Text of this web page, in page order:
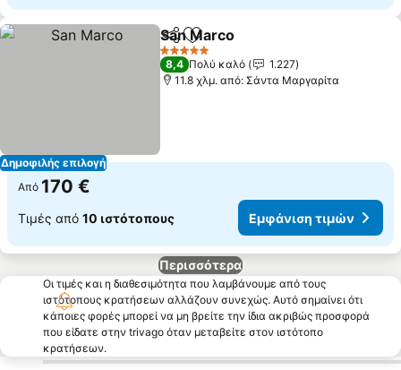
Δημοφιλής επιλογή
Κοινοποίηση
Προσθήκη στα αγαπημένα
San Marco
5 Αστέρια
8,4 Πολύ καλό
1.227
11.8 χλμ. από: Σάντα Μαργαρίτα
Από 170 €
Τιμές από 10 ιστότοπους Εμφάνιση τιμών
Περισσότερα
Οι τιμές και η διαθεσιμότητα που λαμβάνουμε από τους
ιστότοπους κρατήσεων αλλάζουν συνεχώς. Αυτό σημαίνει ότι
κάποιες φορές μπορεί να μη βρείτε την ίδια ακριβώς προσφορά
που είδατε στην trivago όταν μεταβείτε στον ιστότοπο
κρατήσεων.